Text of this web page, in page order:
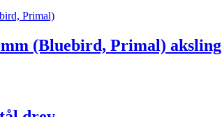
(Bluebird, Primal) aksling